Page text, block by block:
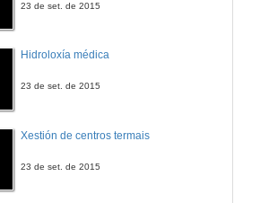
23 de set. de 2015
Hidroloxía médica
23 de set. de 2015
Xestión de centros termais
23 de set. de 2015